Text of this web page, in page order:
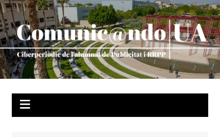
Saltar
al
contenido